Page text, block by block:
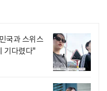
국과 스위스
기다렸다"